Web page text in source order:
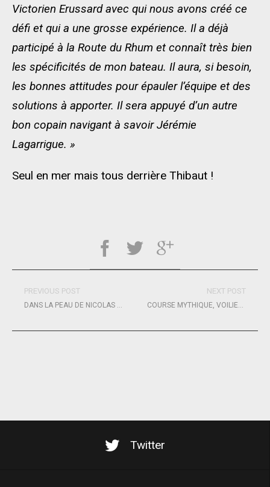
Victorien Erussard avec qui nous avons créé ce
défi et qui a une grosse expérience. Il a déjà
participé à la Route du Rhum et connaît très bien
les spécificités de mon bateau. Il aura, si besoin,
les bonnes attitudes pour épauler l’équipe et des
solutions à apporter. Il sera appuyé d’un autre
bon copain navigant à savoir Jérémie
Lagarrigue. »
Seul en mer mais tous derrière Thibaut !
PREVIOUS POST
DANS LA PEAU DE NICOLAS RONDOUIN, NON-VOYANT
NEXT POST
COURSE MYTHIQUE, VOILIER MYTHIQUE
Twitter